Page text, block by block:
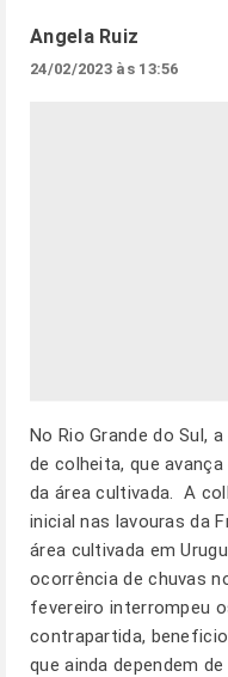
Angela Ruiz
24/02/2023 às 13:56
No Rio Grande do Sul,
de colheita, que
da área cultivada. A
inicial nas lavouras da
área cultivada em
ocorrência de chuvas
fevereiro interrompeu
contrapartida,
que ainda dependem